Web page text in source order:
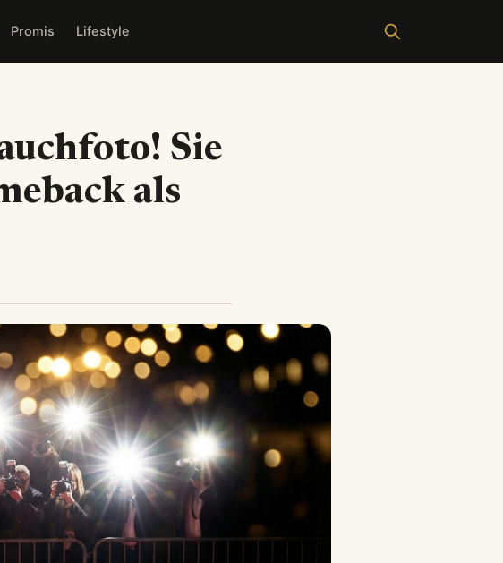
Promis Lifestyle
Sie
als